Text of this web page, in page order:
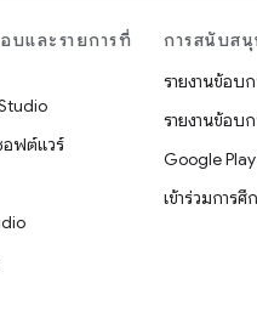
บและรายการที่
ฟต์แวร์
การสนับสนุ
รายงานข้อบ
รายงานข้อบ
Google
เข้าร่วมการศึ